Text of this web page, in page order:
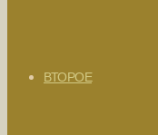
ВТОРОЕ